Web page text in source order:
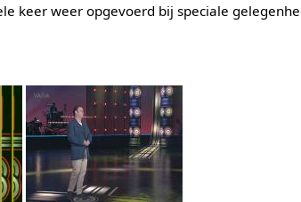
keer weer opgevoerd bij speciale